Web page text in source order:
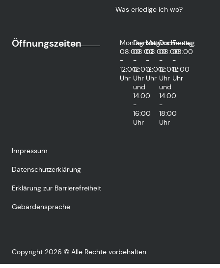
Was erledige ich wo?
Öffnungszeiten
Montag
08:00
-
12:00
Uhr
Dienstag
08:00
-
12:00
Uhr
und
14:00
-
16:00
Uhr
Mittwoch
08:00
-
12:00
Uhr
Donnerstag
08:00
-
12:00
Uhr
und
14:00
-
18:00
Uhr
Freitag
08:00
-
12:00
Uhr
Impressum
Datenschutzerklärung
Erklärung zur Barrierefreiheit
Gebärdensprache
Copyright 2026 © Alle Rechte vorbehalten.